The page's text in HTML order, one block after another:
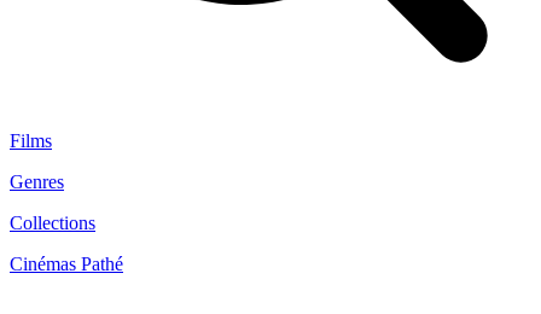
Films
Genres
Collections
Cinémas Pathé